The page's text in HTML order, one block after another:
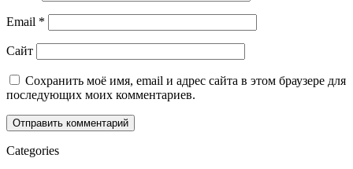
Email *
Сайт
Сохранить моё имя, email и адрес сайта в этом браузере для
последующих моих комментариев.
Categories